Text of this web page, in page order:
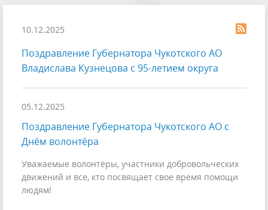
10.12.2025
Поздравление Губернатора Чукотского АО
Владислава Кузнецова с 95-летием округа
05.12.2025
Поздравление Губернатора Чукотского АО с
Днём волонтёра
Уважаемые волонтёры, участники добровольческих
движений и все, кто посвящает свое время помощи
людям!